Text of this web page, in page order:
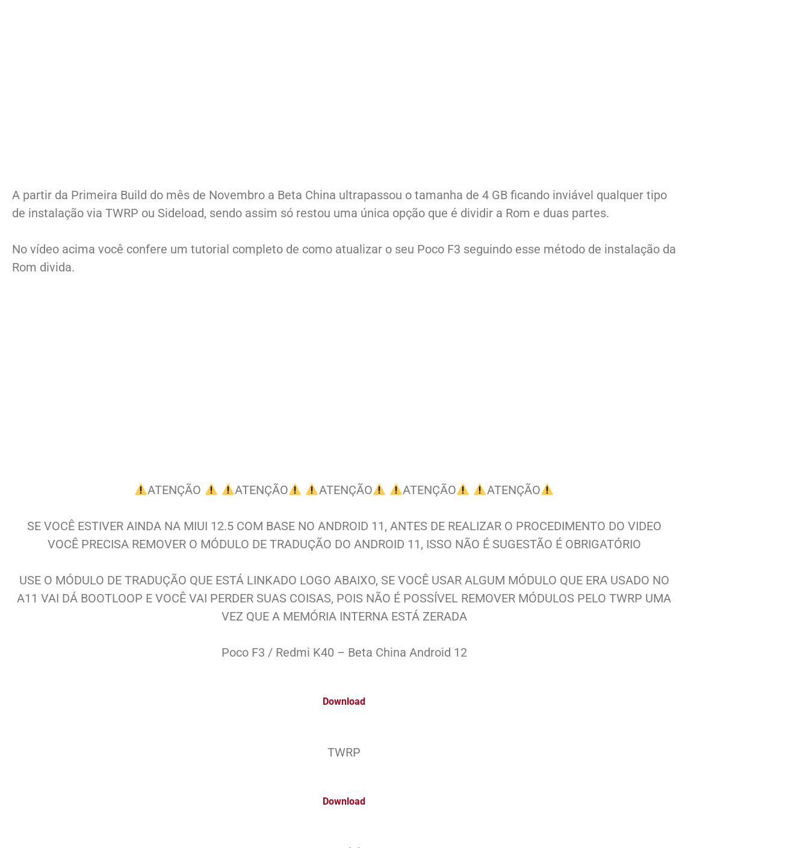
A partir da Primeira Build do mês de Novembro a Beta China ultrapassou o tamanha de 4 GB ficando inviável qualquer tipo
de instalação via TWRP ou Sideload, sendo assim só restou uma única opção que é dividir a Rom e duas partes.
No vídeo acima você confere um tutorial completo de como atualizar o seu Poco F3 seguindo esse método de instalação da
Rom divida.
ATENÇÃO ATENÇÃO ATENÇÃO ATENÇÃO ATENÇÃO
SE VOCÊ ESTIVER AINDA NA MIUI 12.5 COM BASE NO ANDROID 11, ANTES DE REALIZAR O PROCEDIMENTO DO VIDEO
VOCÊ PRECISA REMOVER O MÓDULO DE TRADUÇÃO DO ANDROID 11, ISSO NÃO É SUGESTÃO É OBRIGATÓRIO
USE O MÓDULO DE TRADUÇÃO QUE ESTÁ LINKADO LOGO ABAIXO, SE VOCÊ USAR ALGUM MÓDULO QUE ERA USADO NO
A11 VAI DÁ BOOTLOOP E VOCÊ VAI PERDER SUAS COISAS, POIS NÃO É POSSÍVEL REMOVER MÓDULOS PELO TWRP UMA
VEZ QUE A MEMÓRIA INTERNA ESTÁ ZERADA
Poco F3 / Redmi K40 – Beta China Android 12
Download
TWRP
Download